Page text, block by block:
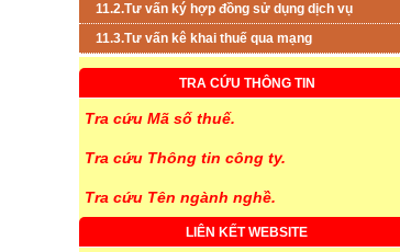
11.2.Tư vấn ký hợp đồng sử dụng dịch vụ
11.3.Tư vấn kê khai thuế qua mạng
TRA CỨU THÔNG TIN
Tra cứu Mã số thuế.
Tra cứu Thông tin công ty.
Tra cứu Tên ngành nghề.
LIÊN KẾT WEBSITE